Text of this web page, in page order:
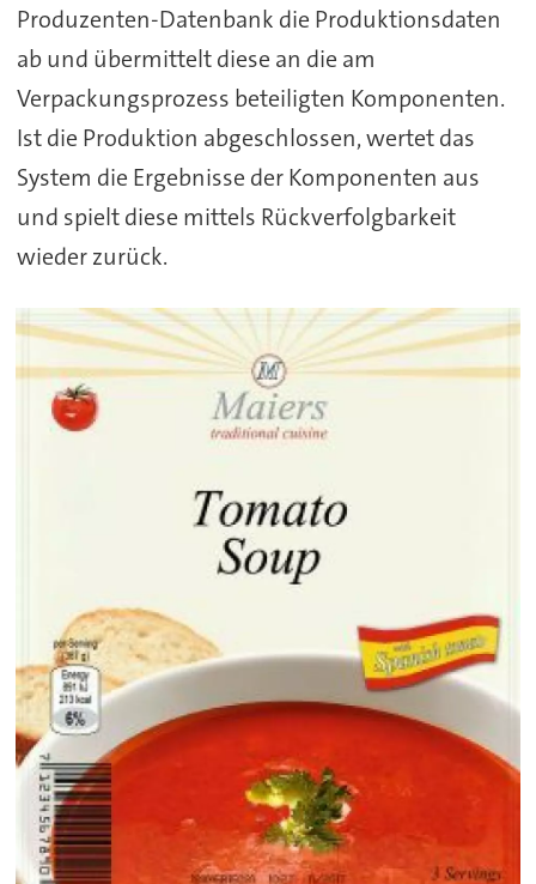
Produzenten-Datenbank die Produktionsdaten
ab und übermittelt diese an die am
Verpackungsprozess beteiligten Komponenten.
Ist die Produktion abgeschlossen, wertet das
System die Ergebnisse der Komponenten aus
und spielt diese mittels Rückverfolgbarkeit
wieder zurück.